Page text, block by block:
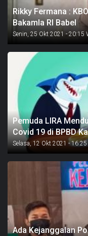
Rikky Fermana :
Bakamla RI Babel
Senin, 25 Okt 2021 - 20:15
Pemuda LIRA
Covid 19 di BPBD
Selasa, 12 Okt 2021 - 16:25
Ada Kejanggalan